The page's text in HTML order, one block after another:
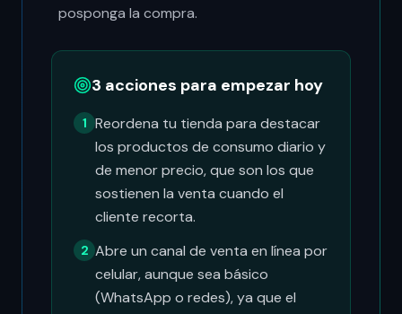
posponga la compra.
3 acciones para empezar hoy
1 Reordena tu tienda para destacar
los productos de consumo diario y
de menor precio, que son los que
sostienen la venta cuando el
cliente recorta.
2 Abre un canal de venta en línea por
celular, aunque sea básico
(WhatsApp o redes), ya que el